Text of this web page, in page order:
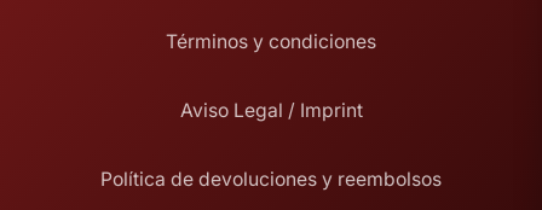
Términos y condiciones
Aviso Legal / Imprint
Política de devoluciones y reembolsos